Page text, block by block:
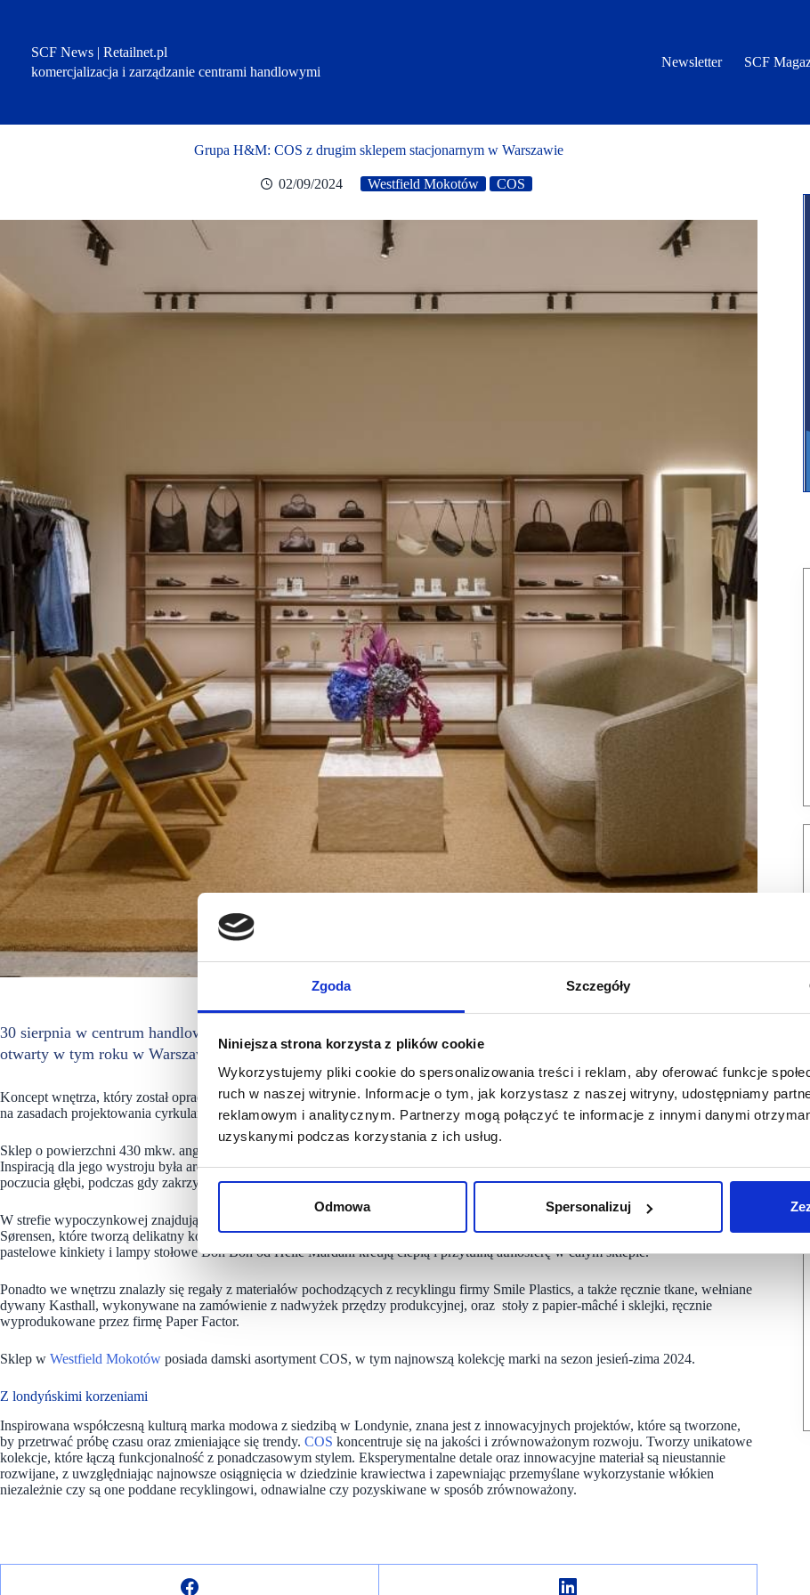
Zgoda Szczegóły
Niniejsza strona korzysta z plików cookie
Wykorzystujemy pliki cookie do spersonalizowania treści i reklam, aby oferować funkcje
ruch w naszej witrynie. Informacje o tym, jak korzystasz z naszej witryny, udostępniamy
reklamowym i analitycznym. Partnerzy mogą połączyć te informacje z innymi danymi
uzyskanymi podczas korzystania z ich usług.
Odmowa Spersonalizuj
SCF News | Retailnet.pl
komercjalizacja i zarządzanie centrami handlowymi
Newsletter SCF
Grupa H&M: COS z drugim sklepem stacjonarnym w Warszawie
02/09/2024 Westfield Mokotów COS
30 sierpnia w centrum handlowym Westfield Mokotów otworzył się nowy sklep COS. To już drugi sklep marki
otwarty w tym roku w Warszawie. Sklep ma powierzchnię 430 mkw.
Koncept wnętrza, który został opracowany przy współpracy z architektami i ekspertami ds. zrównoważonego rozwoju, opiera się
na zasadach projektowania cyrkularnego i prezentuje imponujące formy architektoniczne oraz przemyślanie dobrane tekstury.
Sklep o powierzchni 430 mkw. angażuje zmysły za pomocą technik przestrzennych oraz kreatywnego wykorzystania światła i koloru.
Inspiracją dla jego wystroju była architektura warszawskiego Starego Miasta. Efektowne wykończenia z gliny nadają wnętrzu
poczucia głębi, podczas gdy zakrzywione ściany definiują poczucie przestrzeni.
W strefie wypoczynkowej znajdują się krzesła autorstwa Jonasa Lutza, a także ławki i pufy studia NOR11, obite ekologiczną skórą
Sørensen, które tworzą delikatny kontrast z nowoczesnymi, ciemnymi, drewnianymi meblami w przymierzalniach. Dodatkowo,
pastelowe kinkiety i lampy stołowe Bon Bon od Helle Mardahl kreują ciepłą i przytulną atmosferę w całym sklepie.
Ponadto we wnętrzu znalazły się regały z materiałów pochodzących z recyklingu firmy Smile Plastics, a także ręcznie tkane, wełniane
dywany Kasthall, wykonywane na zamówienie z nadwyżek przędzy produkcyjnej, oraz stoły z papier-mâché i sklejki, ręcznie
wyprodukowane przez firmę Paper Factor.
Sklep w Westfield Mokotów posiada damski asortyment COS, w tym najnowszą kolekcję marki na sezon jesień-zima 2024.
Z londyńskimi korzeniami
Inspirowana współczesną kulturą marka modowa z siedzibą w Londynie, znana jest z innowacyjnych projektów, które są tworzone,
by przetrwać próbę czasu oraz zmieniające się trendy. COS koncentruje się na jakości i zrównoważonym rozwoju. Tworzy unikatowe
kolekcje, które łączą funkcjonalność z ponadczasowym stylem. Eksperymentalne detale oraz innowacyjne materiał są nieustannie
rozwijane, z uwzględniając najnowsze osiągnięcia w dziedzinie krawiectwa i zapewniając przemyślane wykorzystanie włókien
niezależnie czy są one poddane recyklingowi, odnawialne czy pozyskiwane w sposób zrównoważony.